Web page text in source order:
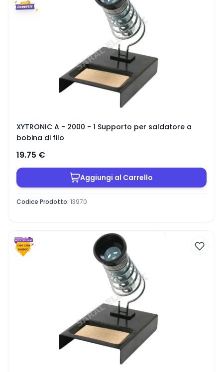
XYTRONIC A - 2000 - 1 Supporto per saldatore a
bobina di filo
19.75 €
Aggiungi al Carrello
Codice Prodotto: 13970